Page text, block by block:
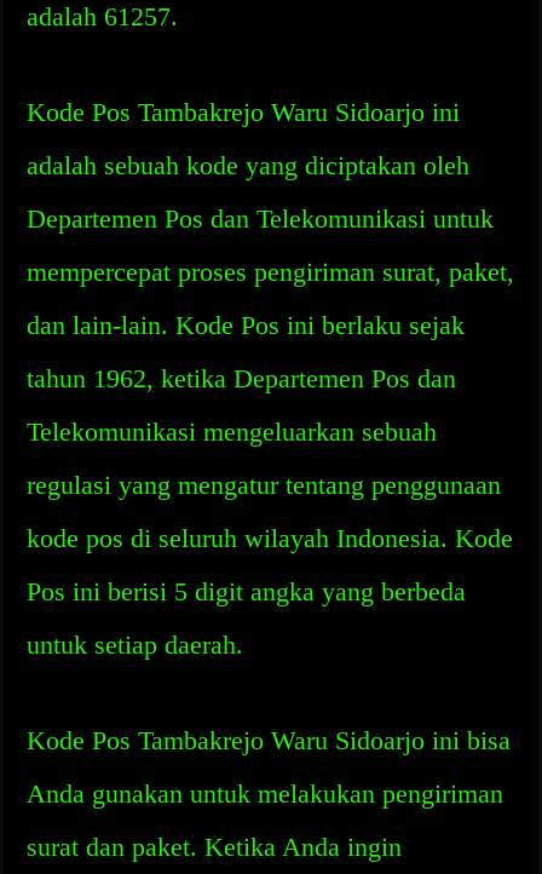
adalah 61257.
Kode Pos Tambakrejo Waru Sidoarjo ini
adalah sebuah kode yang diciptakan oleh
Departemen Pos dan Telekomunikasi untuk
mempercepat proses pengiriman surat, paket,
dan lain-lain. Kode Pos ini berlaku sejak
tahun 1962, ketika Departemen Pos dan
Telekomunikasi mengeluarkan sebuah
regulasi yang mengatur tentang penggunaan
kode pos di seluruh wilayah Indonesia. Kode
Pos ini berisi 5 digit angka yang berbeda
untuk setiap daerah.
Kode Pos Tambakrejo Waru Sidoarjo ini bisa
Anda gunakan untuk melakukan pengiriman
surat dan paket. Ketika Anda ingin